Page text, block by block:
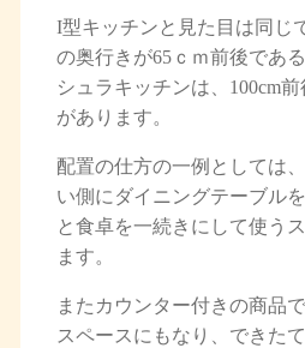
I型キッチンと見た目は同じ
の奥行きが65ｃｍ前後であ
シュラキッチンは、100cm
があります。
配置の仕方の一例としては
い側にダイニングテーブル
と食卓を一続きにして使う
ます。
またカウンター付きの商品
スペースにもなり、できた